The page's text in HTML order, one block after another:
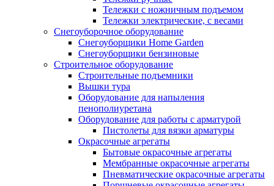
Тележки с ножничным подъемом
Тележки электрические, с весами
Снегоуборочное оборудование
Снегоуборщики Home Garden
Снегоуборщики бензиновые
Строительное оборудование
Cтроительные подъемники
Вышки тура
Оборудование для напыления
пенополиуретана
Оборудование для работы с арматурой
Пистолеты для вязки арматуры
Окрасочные агрегаты
Бытовые окрасочные агрегаты
Мембранные окрасочные агрегаты
Пневматические окрасочные агрегаты